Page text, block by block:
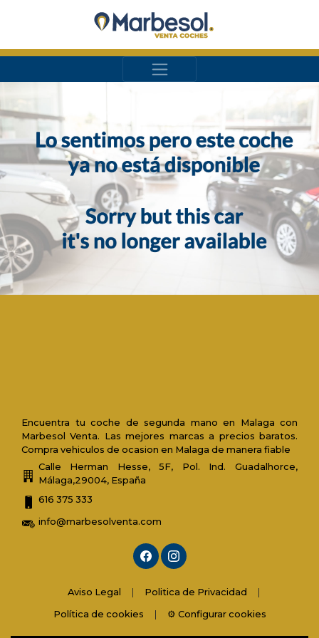
Encuentra tu coche de segunda mano en Malaga con
Marbesol Venta. Las mejores marcas a precios baratos.
Compra vehiculos de ocasion en Malaga de manera fiable
Calle Herman Hesse, 5F, Pol. Ind. Guadalhorce,
Málaga,29004, España
616 375 333
info@marbesolventa.com
Aviso Legal | Politica de Privacidad
|
Política de cookies
| ⚙️ Configurar cookies